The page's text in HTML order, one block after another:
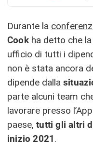
Durante la
Cookha detto che
ufficio di tutti i
non è stata ancora
dipende dalla
parte alcuni team
lavorare presso
paese, tutti gli altri
inizio 2021.